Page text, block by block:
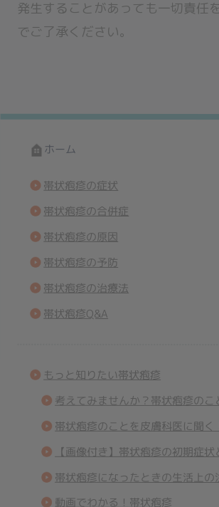
発生することがあっても一切責任
でご了承ください。
ホーム
帯状疱疹の症状
帯状疱疹の合併症
帯状疱疹の原因
帯状疱疹の予防
帯状疱疹の治療法
帯状疱疹Q&A
もっと知りたい帯状疱疹
考えてみませんか？帯状疱疹のこ
帯状疱疹のことを皮膚科医に聞く
【画像付き】帯状疱疹の初期症状
帯状疱疹になったときの生活上の
動画でわかる！帯状疱疹